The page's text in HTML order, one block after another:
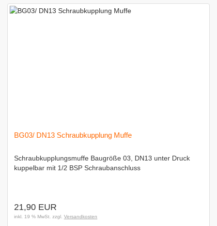
BG03/ DN13 Schraubkupplung Muffe
Schraubkupplungsmuffe Baugröße 03, DN13 unter Druck
kuppelbar mit 1/2 BSP Schraubanschluss
21,90 EUR
inkl. 19 % MwSt. zzgl. Versandkosten